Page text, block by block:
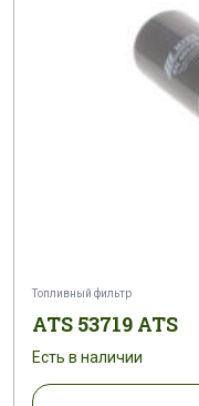
Топливный фильтр
ATS 53719 ATS
Есть в наличии